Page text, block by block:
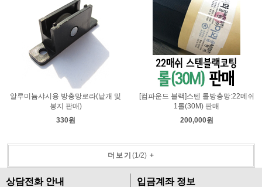
알루미늄샤시용 방충망로라(낱개 및
봉지 판매)
330원
[컴파운드 블랙]스텐 롤방충망:22메쉬
1롤(30M) 판매
200,000원
더보기 (1/2)+
상담전화 안내 입금계좌 정보